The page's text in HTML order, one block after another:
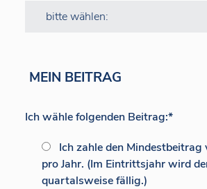
MEIN BEITRAG
Ich wähle folgenden Beitrag:*
pro Jahr. (Im Eintrittsjahr wird
quartalsweise fällig.)